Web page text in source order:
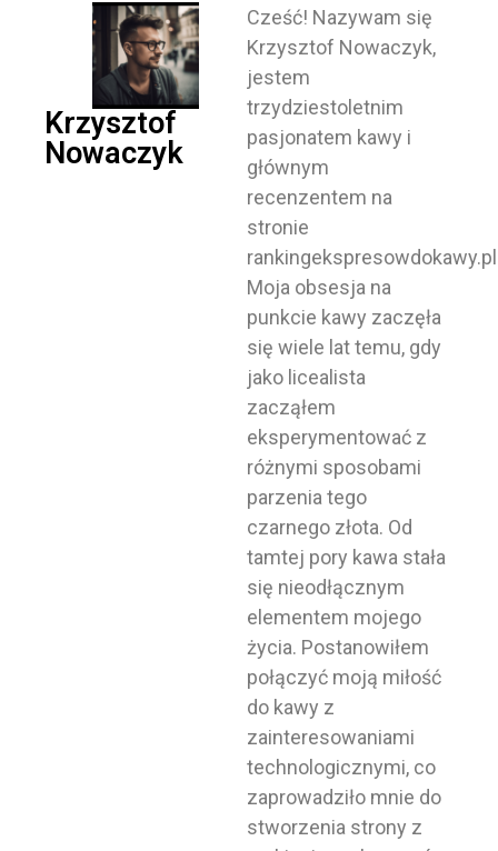
Krzysztof
Nowaczyk
Cześć! Nazywam się
Krzysztof Nowaczyk,
jestem
trzydziestoletnim
pasjonatem kawy i
głównym
recenzentem na
stronie
Moja obsesja na
punkcie kawy zaczęła
się wiele lat temu, gdy
jako licealista
zacząłem
eksperymentować z
różnymi sposobami
parzenia tego
czarnego złota. Od
tamtej pory kawa stała
się nieodłącznym
elementem mojego
życia. Postanowiłem
połączyć moją miłość
do kawy z
zainteresowaniami
technologicznymi, co
zaprowadziło mnie do
stworzenia strony z